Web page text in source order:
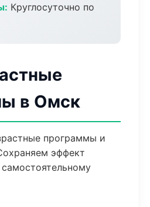
Круглосуточно по
в Омск
программы и
эффект